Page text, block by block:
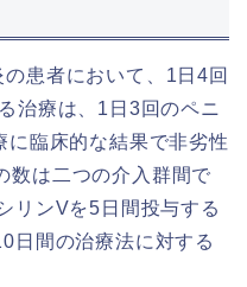
患者において、1日4回
治療は、1日3回のペニ
に臨床的な結果で非劣性
数は二つの介入群間で
リンVを5日間投与する
日間の治療法に対する